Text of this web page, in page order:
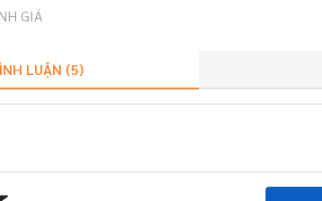
GIÁ
LUẬN (5)